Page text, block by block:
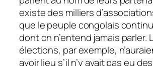
existe des milliers
que le peuple congolais
dont on n’entend jamais parler.
élections, par exemple,
avoir lieu s’il n’y avait pas eu